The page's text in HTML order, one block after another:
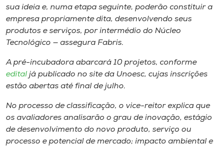
sua ideia e​​,​​ numa etapa seguinte​,​​ ​poderão constituir a
empresa propriamente dita, desenvolvendo seus
produtos e serviços​, por intermédio do Núcleo
Tecnológico​ — ​assegura Fabris.
A pré-incubadora ​abarcará 10 projetos,​​ ​conforme
edital já publicado no site da Unoesc, ​cujas inscrições ​
estão abertas até final de julho.​
No processo de classificação, o vice​-reitor explica que
os avaliadores ​analisarão o grau de inovação, estágio
de desenvolvimento do novo produto, serviço ou
processo e potencial de mercado; ​i​mpacto ambiental e